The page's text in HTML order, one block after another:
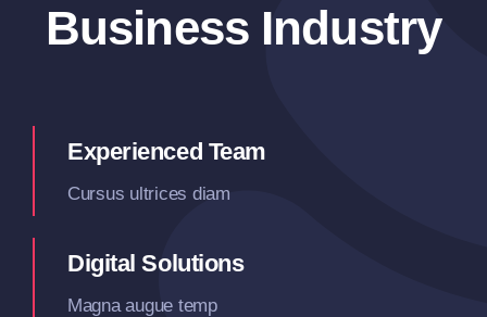
Business Industry
Experienced Team
Cursus ultrices diam
Digital Solutions
Magna augue temp